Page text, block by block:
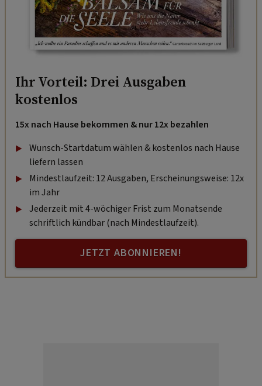
Ihr Vorteil: Drei Ausgaben
kostenlos
15x nach Hause bekommen & nur 12x bezahlen
Wunsch-Startdatum wählen & kostenlos nach Hause
liefern lassen
Mindestlaufzeit: 12 Ausgaben, Erscheinungsweise: 12x
im Jahr
Jederzeit mit 4-wöchiger Frist zum Monatsende
schriftlich kündbar (nach Mindestlaufzeit).
JETZT ABONNIEREN!